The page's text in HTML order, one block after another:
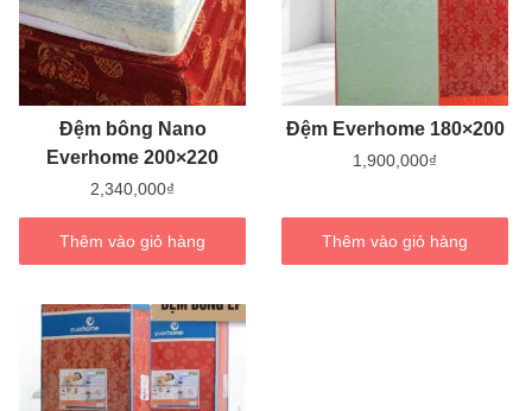
Đệm bông Nano
Everhome 200×220
2,340,000₫
Thêm vào giỏ hàng
Đệm Everhome 180×200
1,900,000₫
Thêm vào giỏ hàng